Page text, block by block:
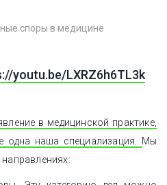
споры в медицине
youtu.be/LXRZ6h6TL3k
в медицинской практике,
наша специализация. Мы